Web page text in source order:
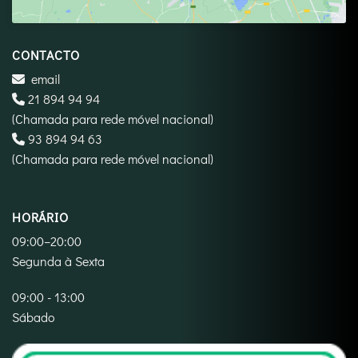
CONTACTO
email
21 894 94 94
(Chamada para rede móvel nacional)
‪93 894 94 63‬
(Chamada para rede móvel nacional)
HORÁRIO
09:00–20:00
Segunda à Sexta
09:00 - 13:00
Sábado